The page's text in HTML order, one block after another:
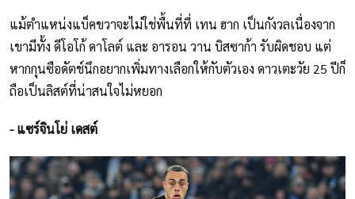
แม้ตำแหน่งแบ็คขวาจะไม่ใช่พื้นที่ที่ เทน ฮาก เป็นกังวลเนื่องจาก
เขามีทั้ง ดีโอโก้ ดาโลต์ และ อารอน วาน บิสซาก้า รับผิดชอบ แต่
หากกุนซือดัตช์นึกอยากเพิ่มทางเลือกให้กับตัวเอง ดาวเตะวัย 25 ปีก็
ถือเป็นลิสต์ที่น่าสนใจไม่หยอก
- แซร์จินโย่ เดสต์